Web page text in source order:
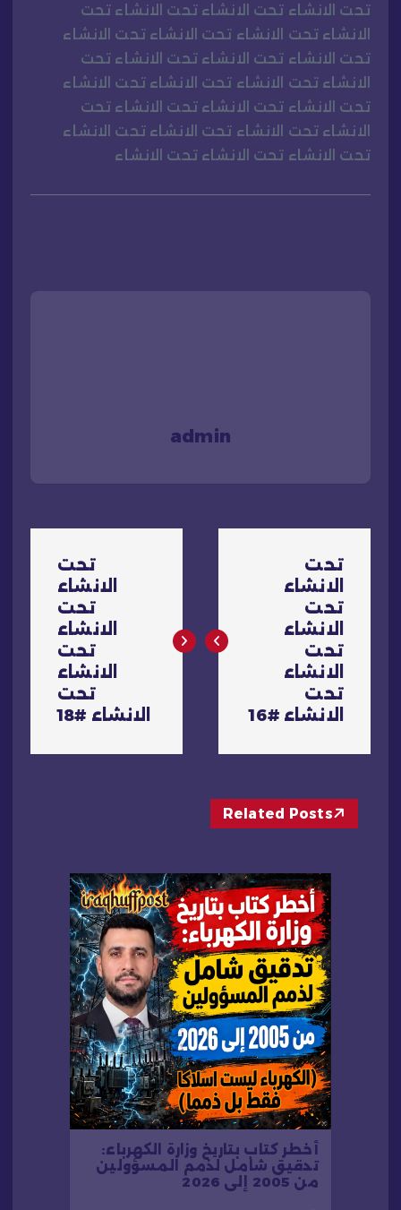
تحت الانشاء تحت الانشاء تحت الانشاء تحت
الانشاء تحت الانشاء تحت الانشاء تحت الانشاء
تحت الانشاء تحت الانشاء تحت الانشاء تحت
الانشاء تحت الانشاء تحت الانشاء تحت الانشاء
تحت الانشاء تحت الانشاء تحت الانشاء تحت
الانشاء تحت الانشاء تحت الانشاء تحت الانشاء
تحت الانشاء تحت الانشاء تحت الانشاء
admin
ص
ح
ل
م
تحت
الانشاء
تحت
الانشاء
تحت
الانشاء
تحت
الانشاء #16
تحت
الانشاء
تحت
الانشاء
تحت
الانشاء
تحت
الانشاء #18
Related Posts
أخطر كتاب بتاريخ وزارة الكهرباء:
تدقيق شامل لذمم المسؤولين
من 2005 إلى 2026